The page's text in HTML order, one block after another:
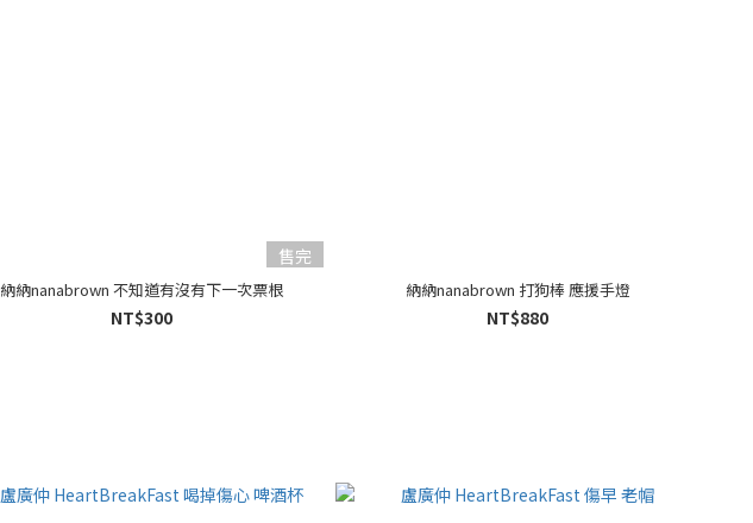
售完
納納nanabrown 不知道有沒有下一次票根
NT$300
納納nanabrown 打狗棒 應援手燈
NT$880